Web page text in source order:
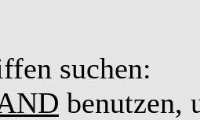
suchen:
benutzen,